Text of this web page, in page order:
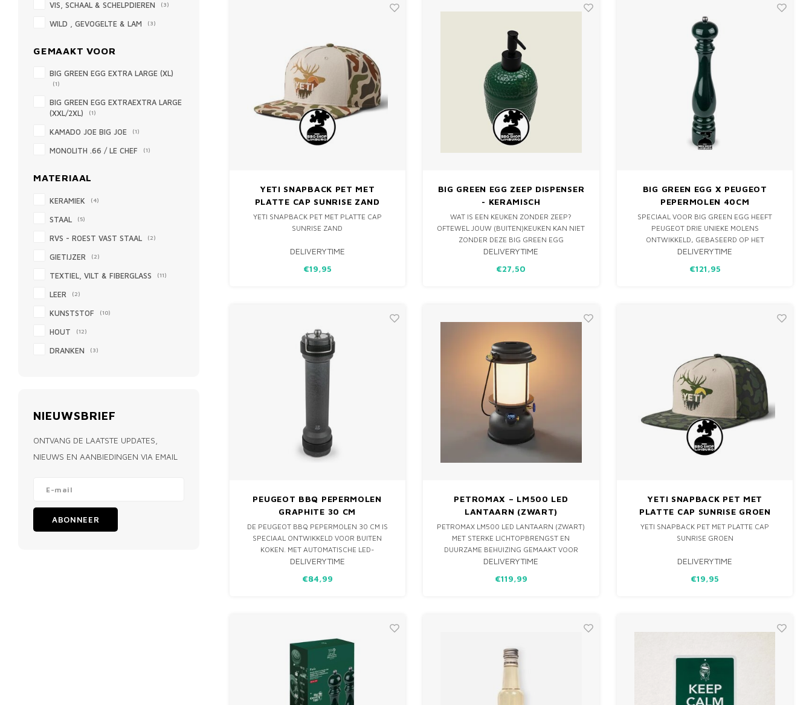
VIS, SCHAAL & SCHELPDIEREN (3)
WILD , GEVOGELTE & LAM (3)
GEMAAKT VOOR
BIG GREEN EGG EXTRA LARGE (XL)
(1)
BIG GREEN EGG EXTRAEXTRA LARGE
(XXL/2XL)
(1)
KAMADO JOE BIG JOE (1)
MONOLITH .66 / LE CHEF (1)
MATERIAAL
KERAMIEK (4)
STAAL (5)
RVS - ROEST VAST STAAL (2)
GIETIJZER (2)
TEXTIEL, VILT & FIBERGLASS (11)
LEER (2)
KUNSTSTOF (10)
HOUT (12)
DRANKEN (3)
NIEUWSBRIEF
ONTVANG DE LAATSTE UPDATES,
NIEUWS EN AANBIEDINGEN VIA EMAIL
ABONNEER
YETI SNAPBACK PET MET
PLATTE CAP SUNRISE ZAND
YETI SNAPBACK PET MET PLATTE CAP
SUNRISE ZAND
DELIVERYTIME
€19,95
BIG GREEN EGG ZEEP DISPENSER
- KERAMISCH
WAT IS EEN KEUKEN ZONDER ZEEP?
OFTEWEL JOUW (BUITEN)KEUKEN KAN NIET
ZONDER DEZE BIG GREEN EGG
ZEEPDISPENSER. DE MINI-EGG IS EEN ECHTE
FUNCTIE.
DELIVERYTIME
€27,50
BIG GREEN EGG X PEUGEOT
PEPERMOLEN 40CM
SPECIAAL VOOR BIG GREEN EGG HEEFT
PEUGEOT DRIE UNIEKE MOLENS
ONTWIKKELD, GEBASEERD OP HET
ICONISCHE MODEL PARIS, EEN TIJDLOZE
DELIVERYTIME
€121,95
PEUGEOT BBQ PEPERMOLEN
GRAPHITE 30 CM
DE PEUGEOT BBQ PEPERMOLEN 30 CM IS
SPECIAAL ONTWIKKELD VOOR BUITEN
KOKEN. MET AUTOMATISCHE LED-
VERLICHTING, SCHOKBESTENDIGE
KRUIDEN JE ALTIJD MET PRECISIE.
DELIVERYTIME
€84,99
PETROMAX – LM500 LED
LANTAARN (ZWART)
PETROMAX LM500 LED LANTAARN (ZWART)
MET STERKE LICHTOPBRENGST EN
DUURZAME BEHUIZING GEMAAKT VOOR
BUITENGEBRUIK. IDEAAL OM JE BBQ- OF
GEZELLIGE AVONDEN ALS BIJ LANGERE
DELIVERYTIME
€119,99
YETI SNAPBACK PET MET
PLATTE CAP SUNRISE GROEN
YETI SNAPBACK PET MET PLATTE CAP
SUNRISE GROEN
DELIVERYTIME
€19,95